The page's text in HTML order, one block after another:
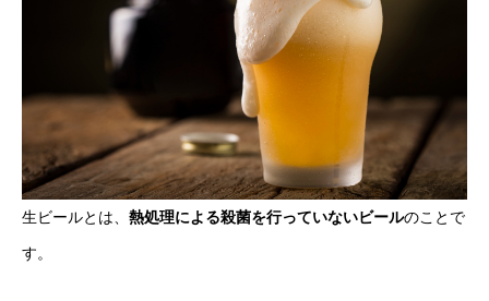
生ビールとは、 熱処理による殺菌を行っていないビールのことで
す。